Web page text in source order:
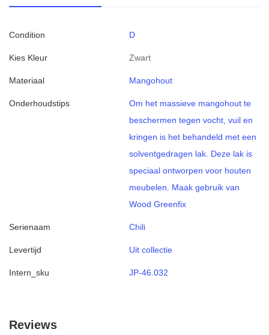
Condition D
Kies Kleur Zwart
Materiaal Mangohout
Onderhoudstips
Om het massieve mangohout te
beschermen tegen vocht, vuil en
kringen is het behandeld met een
solventgedragen lak. Deze lak is
speciaal ontworpen voor houten
meubelen. Maak gebruik van
Wood Greenfix
Serienaam Chili
Levertijd Uit collectie
Intern_sku JP-46.032
Reviews